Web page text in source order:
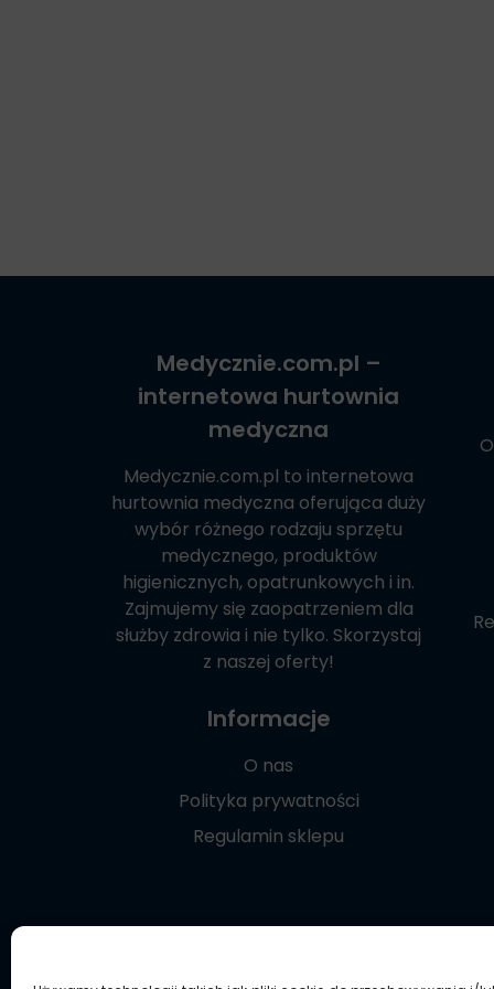
Medycznie.com.pl –
internetowa hurtownia
medyczna
Medycznie.com.pl to internetowa
hurtownia medyczna oferująca duży
wybór różnego rodzaju sprzętu
medycznego, produktów
higienicznych, opatrunkowych i in.
Zajmujemy się zaopatrzeniem dla
służby zdrowia i nie tylko. Skorzystaj
z naszej oferty!
Informacje
O nas
Polityka prywatności
Regulamin sklepu